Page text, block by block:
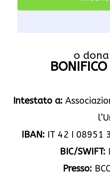
o
Intestato a:
IBAN: IT 42 I 08951
BIC/SWIFT:
Presso: